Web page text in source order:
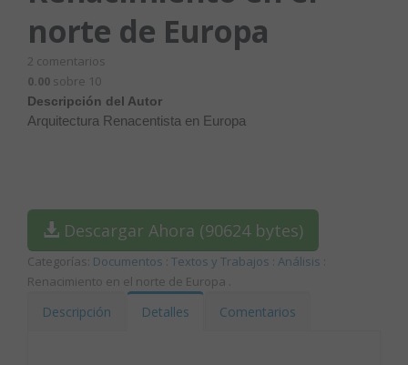
norte de Europa
2 comentarios
0.00 sobre 10
Descripción del Autor
Arquitectura Renacentista en Europa
Descargar Ahora (90624 bytes)
Categorías: Documentos Textos y Trabajos Análisis
Renacimiento en el norte de Europa
Descripción Detalles Comentarios